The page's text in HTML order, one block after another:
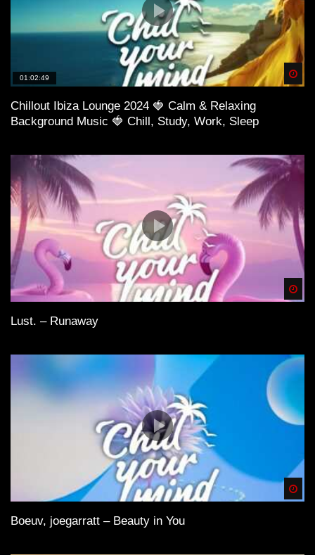
01:02:49
Chillout Ibiza Lounge 2024 🍓 Calm & Relaxing
Background Music 🍓 Chill, Study, Work, Sleep
Lust. – Runaway
Boeuv, joegarratt – Beauty in You